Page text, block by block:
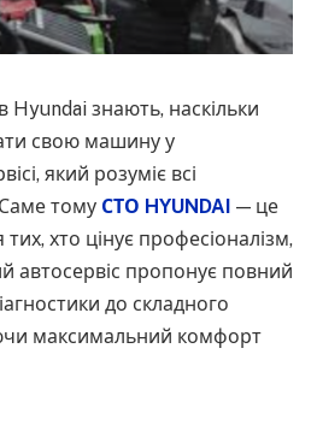
Hyundai знають, наскільки
свою машину у
який розуміє всі
тому СТО HYUNDAI — це
хто цінує професіоналізм,
автосервіс пропонує повний
до складного
максимальний комфорт